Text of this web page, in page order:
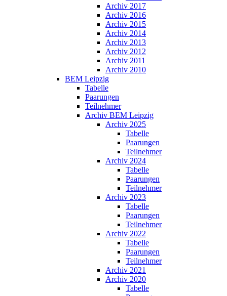
Archiv 2017
Archiv 2016
Archiv 2015
Archiv 2014
Archiv 2013
Archiv 2012
Archiv 2011
Archiv 2010
BEM Leipzig
Tabelle
Paarungen
Teilnehmer
Archiv BEM Leipzig
Archiv 2025
Tabelle
Paarungen
Teilnehmer
Archiv 2024
Tabelle
Paarungen
Teilnehmer
Archiv 2023
Tabelle
Paarungen
Teilnehmer
Archiv 2022
Tabelle
Paarungen
Teilnehmer
Archiv 2021
Archiv 2020
Tabelle